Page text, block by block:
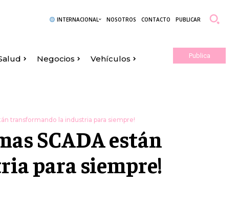
INTERNACIONAL NOSOTROS CONTACTO PUBLICAR
Negocios Vehículos Publica
transformando la industria para siempre!
SCADA están
para siempre!